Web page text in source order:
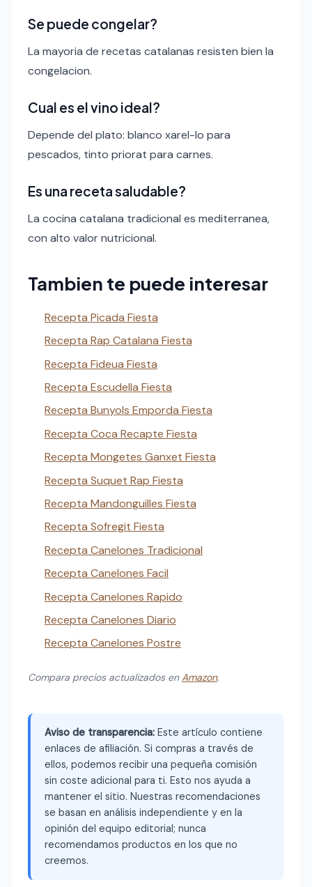
Se puede congelar?
La mayoria de recetas catalanas resisten bien la
congelacion.
Cual es el vino ideal?
Depende del plato: blanco xarel-lo para
pescados, tinto priorat para carnes.
Es una receta saludable?
La cocina catalana tradicional es mediterranea,
con alto valor nutricional.
Tambien te puede interesar
Recepta Picada Fiesta
Recepta Rap Catalana Fiesta
Recepta Fideua Fiesta
Recepta Escudella Fiesta
Recepta Bunyols Emporda Fiesta
Recepta Coca Recapte Fiesta
Recepta Mongetes Ganxet Fiesta
Recepta Suquet Rap Fiesta
Recepta Mandonguilles Fiesta
Recepta Sofregit Fiesta
Recepta Canelones Tradicional
Recepta Canelones Facil
Recepta Canelones Rapido
Recepta Canelones Diario
Recepta Canelones Postre
Compara precios actualizados enAmazon.
Aviso de transparencia: Este artículo contiene
enlaces de afiliación. Si compras a través de
ellos, podemos recibir una pequeña comisión
sin coste adicional para ti. Esto nos ayuda a
mantener el sitio. Nuestras recomendaciones
se basan en análisis independiente y en la
opinión del equipo editorial; nunca
recomendamos productos en los que no
creemos.